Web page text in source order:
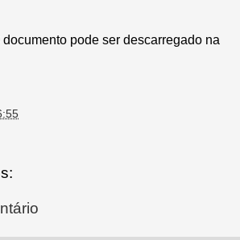
documento pode ser descarregado na